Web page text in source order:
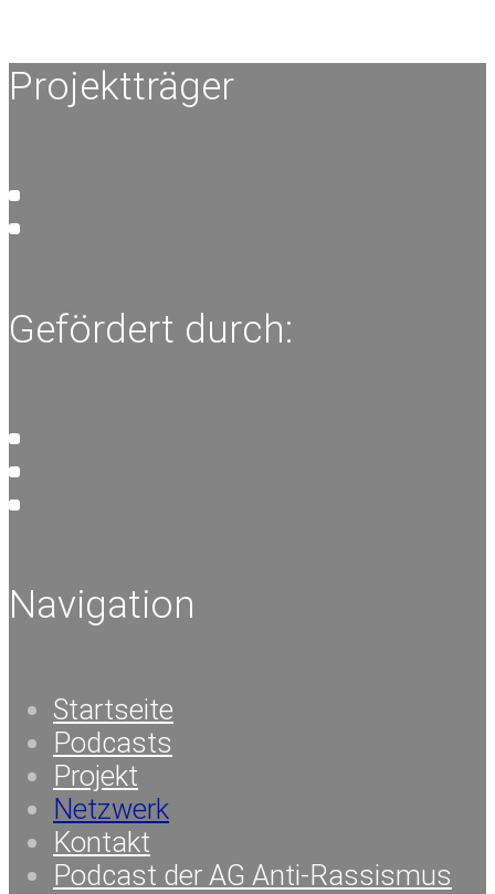
Projektträger
Gefördert durch:
Navigation
Startseite
Podcasts
Projekt
Netzwerk
Kontakt
Podcast der AG Anti-Rassismus